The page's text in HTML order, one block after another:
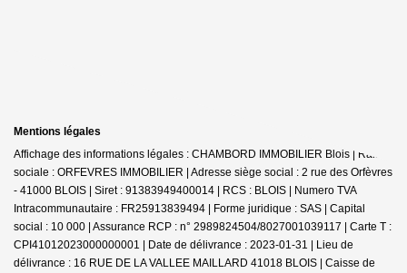
Mentions légales
Affichage des informations légales : CHAMBORD IMMOBILIER Blois | Raison
sociale : ORFEVRES IMMOBILIER | Adresse siège social : 2 rue des Orfèvres
- 41000 BLOIS | Siret : 91383949400014 | RCS : BLOIS | Numero TVA
Intracommunautaire : FR25913839494 | Forme juridique : SAS | Capital
social : 10 000 | Assurance RCP : n° 2989824504/8027001039117 | Carte T :
CPI41012023000000001 | Date de délivrance : 2023-01-31 | Lieu de
délivrance : 16 RUE DE LA VALLEE MAILLARD 41018 BLOIS | Caisse de